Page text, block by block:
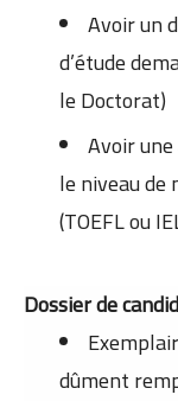
Avoir un
d’étude
le Doctorat)
Avoir
le niveau
(TOEFL ou
Dossier de
dûment